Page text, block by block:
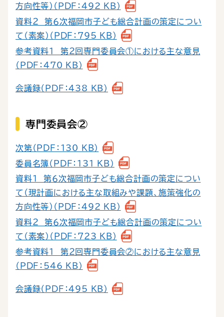
方向性等）（PDF：492 KB）
資料２ 第６次福岡市子ども総合計画の策定につい
て（素案）（PDF：795 KB）
参考資料１ 第２回専門委員会①における主な意見
（PDF：470 KB）
会議録（PDF：438 KB）
専門委員会②
次第（PDF：130 KB）
委員名簿（PDF：131 KB）
資料１ 第６次福岡市子ども総合計画の策定につい
て（現計画における主な取組みや課題、施策強化の
方向性等）（PDF：492 KB）
資料２ 第６次福岡市子ども総合計画の策定につい
て（素案）（PDF：723 KB）
参考資料１ 第２回専門委員会②における主な意見
（PDF：546 KB）
会議録（PDF：495 KB）